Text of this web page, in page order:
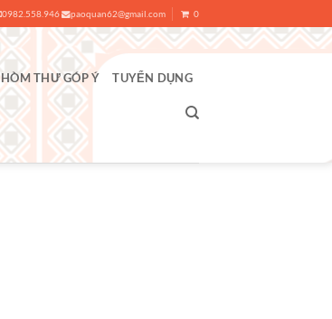
0982.558.946 paoquan62@gmail.com 0
HÒM THƯ GÓP Ý TUYỂN DỤNG